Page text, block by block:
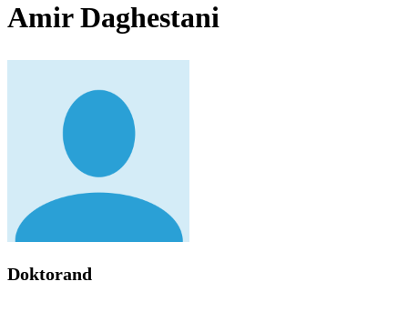
Amir Daghestani
Doktorand